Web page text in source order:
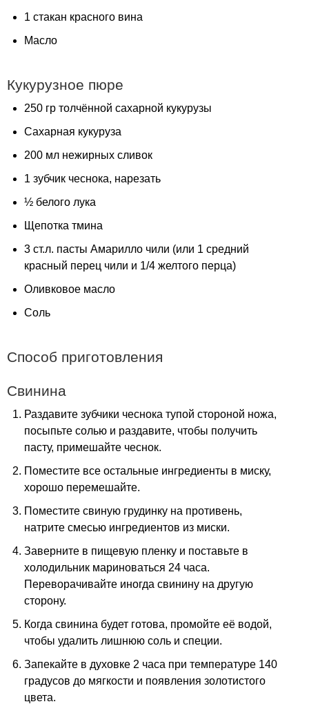
1 стакан красного вина
Масло
Кукурузное пюре
250 гр толчённой сахарной кукурузы
Сахарная кукуруза
200 мл нежирных сливок
1 зубчик чеснока, нарезать
½ белого лука
Щепотка тмина
3 ст.л. пасты Амарилло чили (или 1 средний
красный перец чили и 1/4 желтого перца)
Оливковое масло
Соль
Способ приготовления
Свинина
Раздавите зубчики чеснока тупой стороной ножа,
посыпьте солью и раздавите, чтобы получить
пасту, примешайте чеснок.
Поместите все остальные ингредиенты в миску,
хорошо перемешайте.
Поместите свиную грудинку на противень,
натрите смесью ингредиентов из миски.
Заверните в пищевую пленку и поставьте в
холодильник мариноваться 24 часа.
Переворачивайте иногда свинину на другую
сторону.
Когда свинина будет готова, промойте её водой,
чтобы удалить лишнюю соль и специи.
Запекайте в духовке 2 часа при температуре 140
градусов до мягкости и появления золотистого
цвета.